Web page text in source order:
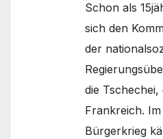
Schon als
sich den
der
die
Frankreich.
Bürgerkrieg